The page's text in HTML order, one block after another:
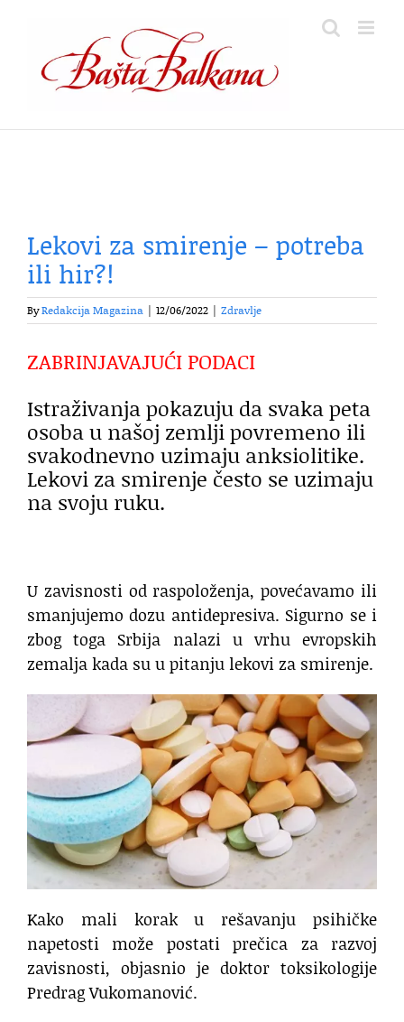
content
Lekovi za smirenje – potreba
ili hir?!
ByRedakcija Magazina 12/06/2022 Zdravlje
ZABRINJAVAJUĆI PODACI
Istraživanja pokazuju da svaka peta
osoba u našoj zemlji povremeno ili
svakodnevno uzimaju anksiolitike.
Lekovi za smirenje često se uzimaju
na svoju ruku.
U zavisnosti od raspoloženja, povećavamo ili
smanjujemo dozu antidepresiva. Sigurno se i
zbog toga Srbija nalazi u vrhu evropskih
zemalja kada su u pitanju lekovi za smirenje.
Kako mali korak u rešavanju psihičke
napetosti može postati prečica za razvoj
zavisnosti, objasnio je doktor toksikologije
Predrag Vukomanović.